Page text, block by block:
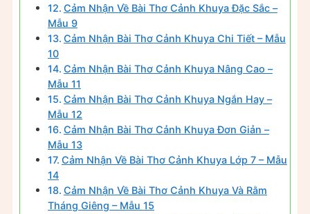
Cảm Nhận Về Bài Thơ Cảnh Khuya Đặc Sắc –
Mẫu 9
Cảm Nhận Bài Thơ Cảnh Khuya Chi Tiết – Mẫu
10
Cảm Nhận Bài Thơ Cảnh Khuya Nâng Cao –
Mẫu 11
Cảm Nhận Bài Thơ Cảnh Khuya Ngắn Hay –
Mẫu 12
Cảm Nhận Bài Thơ Cảnh Khuya Đơn Giản –
Mẫu 13
Cảm Nhận Về Bài Thơ Cảnh Khuya Lớp 7 – Mẫu
14
Cảm Nhận Về Bài Thơ Cảnh Khuya Và Rằm
Tháng Giêng – Mẫu 15